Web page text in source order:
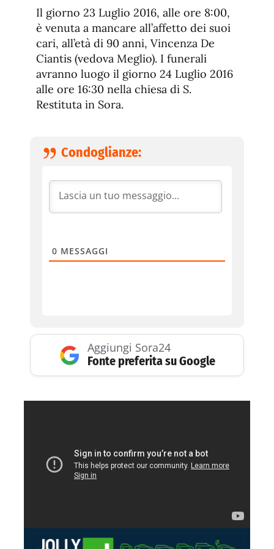
de
fuente
de
fuente.
Il giorno 23 Luglio 2016, alle ore 8:00,
è venuta a mancare all’affetto dei suoi
cari, all’età di 90 anni, Vincenza De
Ciantis (vedova Meglio). I funerali
avranno luogo il giorno 24 Luglio 2016
alle ore 16:30 nella chiesa di S.
Restituta in Sora.
Condoglianze:
0 MESSAGGI
Aggiungi Sora24
Fonte preferita su Google